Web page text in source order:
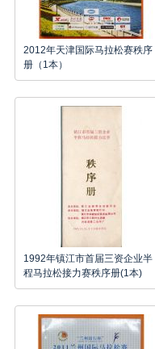
2012年天津国际马拉松赛秩序
册（1本）
1992年镇江市首届三资企业半
程马拉松接力赛秩序册(1本)